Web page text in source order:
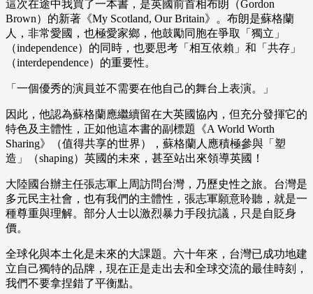
這次在途中我買了一本書，是英國前首相布朗（Gordon
Brown）的新著《My Scotland, Our Britain》。布朗是蘇格蘭
人，非常愛國，也極愛家鄉，他鼓勵同胞在爭取「獨立」
（independence）的同時，也要思考「相互依賴」和「共存」
（interdependence）的重要性。
「一個優秀的演員並不需要在他自己的舞台上表演。」
因此，他認為蘇格蘭應繼續留在大英國協內，但充分發揮它的
特色及主體性，正如他這本書的副標題《A World Worth
Sharing》（值得共享的世界），蘇格蘭人應積極參與「塑
造」（shaping）英國的未來，甚至站出來領導英國！
大陸國台辦主任張志軍上周訪問台灣，乃歷史性之旅。台灣是
多元民主社會，也有我們的主體性，張志軍願意聆聽，就是一
種尊重與理解。部分人士以激烈暴力手段抗議，只是自貶身
價。
全球化與本土化是未來的大課題。六十年來，台灣已成功地建
立自己獨特的品牌，現在正是走出去和全球交流的最佳時刻，
我們不要拿捏錯了平衡點。